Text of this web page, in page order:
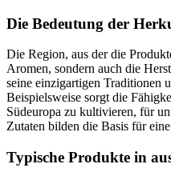
Die Bedeutung der
Die Region, aus der die
Aromen, sondern auch die
seine einzigartigen Traditionen
Beispielsweise sorgt die
Südeuropa zu kultivieren, für
Zutaten bilden die Basis für
Typische Produkte in